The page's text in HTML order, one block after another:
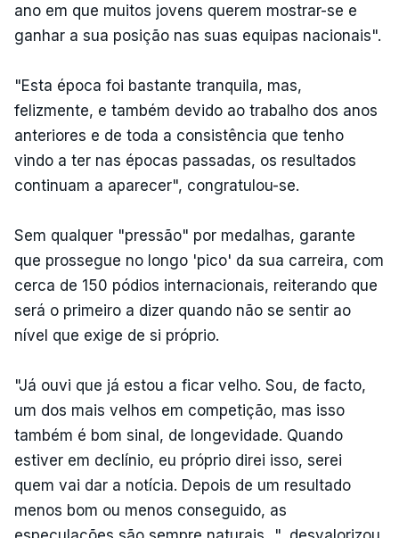
ano em que muitos jovens querem mostrar-se e
ganhar a sua posição nas suas equipas nacionais".
"Esta época foi bastante tranquila, mas,
felizmente, e também devido ao trabalho dos anos
anteriores e de toda a consistência que tenho
vindo a ter nas épocas passadas, os resultados
continuam a aparecer", congratulou-se.
Sem qualquer "pressão" por medalhas, garante
que prossegue no longo 'pico' da sua carreira, com
cerca de 150 pódios internacionais, reiterando que
será o primeiro a dizer quando não se sentir ao
nível que exige de si próprio.
"Já ouvi que já estou a ficar velho. Sou, de facto,
um dos mais velhos em competição, mas isso
também é bom sinal, de longevidade. Quando
estiver em declínio, eu próprio direi isso, serei
quem vai dar a notícia. Depois de um resultado
menos bom ou menos conseguido, as